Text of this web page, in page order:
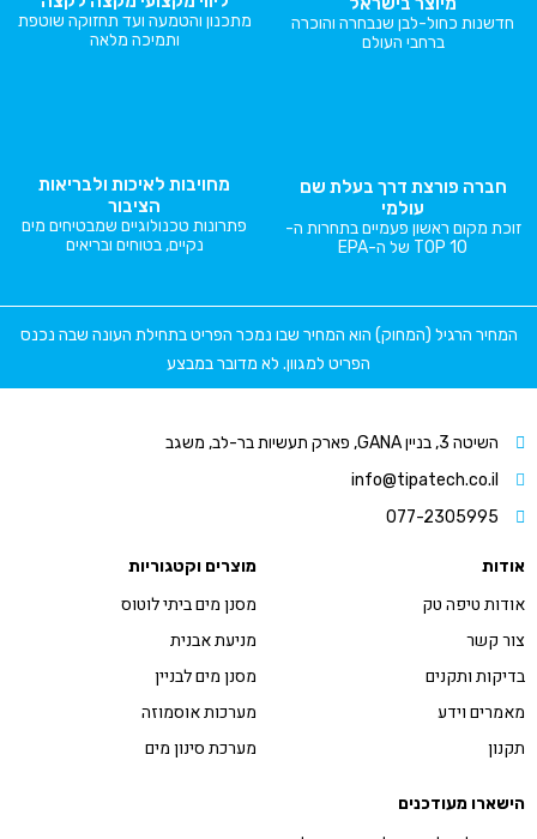
חדשנות כחול-לבן שנבחרה והוכרה
ברחבי העולם
מתכנון והטמעה ועד תחזוקה שוטפת
ותמיכה מלאה
חברה פורצת דרך בעלת שם
עולמי
זוכת מקום ראשון פעמיים בתחרות ה-
TOP 10 של ה-EPA
מחויבות לאיכות ולבריאות
הציבור
פתרונות טכנולוגיים שמבטיחים מים
נקיים, בטוחים ובריאים
המחיר הרגיל (המחוק) הוא המחיר שבו נמכר הפריט בתחילת העונה שבה נכנס
הפריט למגוון. לא מדובר במבצע
השיטה 3, בניין GANA, פארק תעשיות בר-לב, משגב
info@tipatech.co.il
077-2305995
אודות
אודות טיפה טק
צור קשר
בדיקות ותקנים
מאמרים וידע
תקנון
מוצרים וקטגוריות
מסנן מים ביתי לוטוס
מניעת אבנית
מסנן מים לבניין
מערכות אוסמוזה
מערכת סינון מים
הישארו מעודכנים